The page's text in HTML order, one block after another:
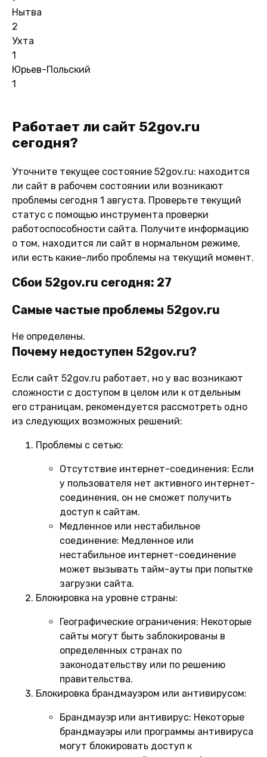
Нытва
2
Ухта
1
Юрьев-Польский
1
Работает ли сайт 52gov.ru
сегодня?
Уточните текущее состояние 52gov.ru: находится
ли сайт в рабочем состоянии или возникают
проблемы сегодня 1 августа. Проверьте текущий
статус с помощью инструмента проверки
работоспособности сайта. Получите информацию
о том, находится ли сайт в нормальном режиме,
или есть какие-либо проблемы на текущий момент.
Сбои 52gov.ru сегодня: 27
Самые частые проблемы 52gov.ru
Не определены.
Почему недоступен 52gov.ru?
Если сайт 52gov.ru работает, но у вас возникают
сложности с доступом в целом или к отдельным
его страницам, рекомендуется рассмотреть одно
из следующих возможных решений:
Проблемы с сетью:
Отсутствие интернет-соединения: Если
у пользователя нет активного интернет-
соединения, он не сможет получить
доступ к сайтам.
Медленное или нестабильное
соединение: Медленное или
нестабильное интернет-соединение
может вызывать тайм-ауты при попытке
загрузки сайта.
Блокировка на уровне страны:
Географические ограничения: Некоторые
сайты могут быть заблокированы в
определенных странах по
законодательству или по решению
правительства.
Блокировка брандмауэром или антивирусом:
Брандмауэр или антивирус: Некоторые
брандмауэры или программы антивируса
могут блокировать доступ к